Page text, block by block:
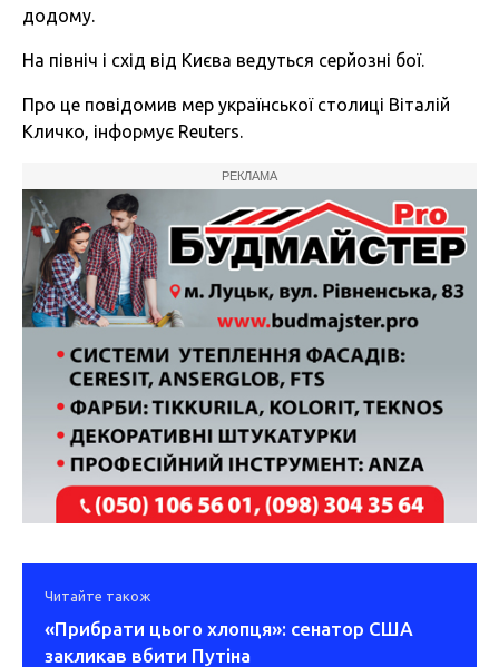
додому.
На північ і схід від Києва ведуться серйозні бої.
Про це повідомив мер української столиці Віталій
Кличко, інформує Reuters.
РЕКЛАМА
Читайте також
«Прибрати цього хлопця»: сенатор США
закликав вбити Путіна